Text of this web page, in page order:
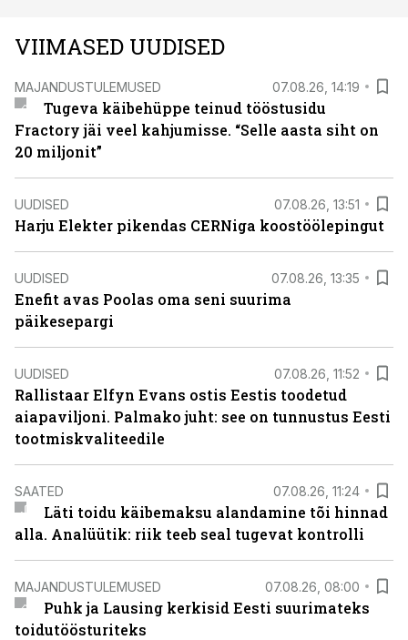
VIIMASED UUDISED
MAJANDUSTULEMUSED 07.08.26, 14:19
Tugeva käibehüppe teinud tööstusidu
Fractory jäi veel kahjumisse. “Selle aasta siht on
20 miljonit”
UUDISED 07.08.26, 13:51
Harju Elekter pikendas CERNiga koostöölepingut
UUDISED 07.08.26, 13:35
Enefit avas Poolas oma seni suurima
päikesepargi
UUDISED 07.08.26, 11:52
Rallistaar Elfyn Evans ostis Eestis toodetud
aiapaviljoni. Palmako juht: see on tunnustus Eesti
tootmiskvaliteedile
SAATED 07.08.26, 11:24
Läti toidu käibemaksu alandamine tõi hinnad
alla. Analüütik: riik teeb seal tugevat kontrolli
MAJANDUSTULEMUSED 07.08.26, 08:00
Puhk ja Lausing kerkisid Eesti suurimateks
toidutöösturiteks